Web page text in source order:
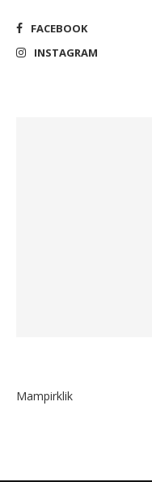
FACEBOOK
INSTAGRAM
Mampirklik